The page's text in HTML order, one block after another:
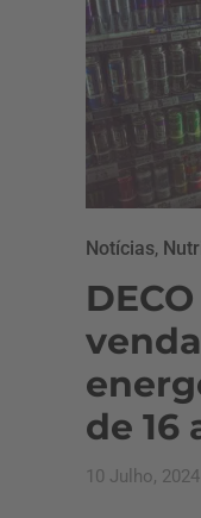
Notícias,
de 16
10 Julho,